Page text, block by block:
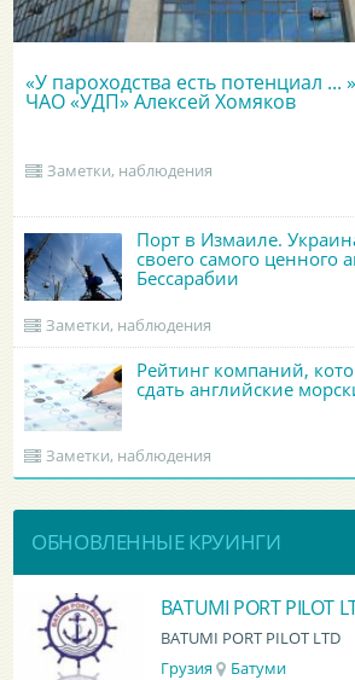
«У пароходства есть потенциал ...
ЧАО «УДП» Алексей Хомяков
Заметки, наблюдения
Порт в Измаиле.
своего самого ценного
Бессарабии
Заметки, наблюдения
Рейтинг компаний,
сдать английские
Заметки, наблюдения
ОБНОВЛЕННЫЕ КРУИНГИ
BATUMI PORT PILOT
BATUMI PORT PILOT LTD
Грузия
Батуми